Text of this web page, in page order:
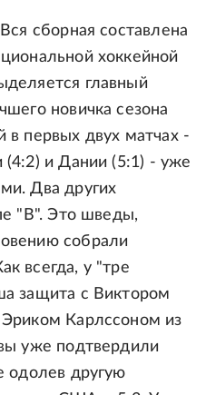
сборная составлена
хоккейной
главный
новичка сезона
в первых двух матчах -
(4:2) и Дании (5:1) - уже
Два других
"В". Это шведы,
собрали
всегда, у "тре
защита с Виктором
Карлссоном из
уже подтвердили
одолев другую